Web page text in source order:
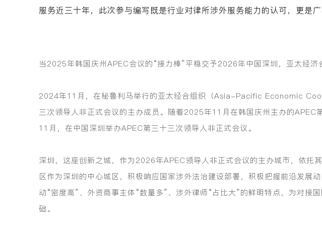
服务近三十年，此次参与编写既是行业对律所涉外服务能力的认可，更是
当2025年韩国庆州APEC会议的“接力棒”平稳交予2026年中国深圳，亚太经
2024年11月，在秘鲁利马举行的亚太经合组织（Asia-Pacific Economic
三次领导人非正式会议的主办成员。随着2025年11月在韩国庆州主办的
11月，在中国深圳举办APEC第三十三次领导人非正式会议。
深圳，这座创新之城，作为2026年APEC领导人非正式会议的主办城市，依托
区作为深圳的中心城区，积极响应国家涉外法治建设部署，积极把握前沿发展
动“密度高”、外资商事主体“数量多”、涉外律师“占比大”的鲜明特点，为对
础。